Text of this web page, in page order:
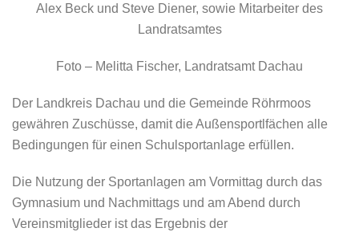
Alex Beck und Steve Diener, sowie Mitarbeiter des
Landratsamtes
Foto – Melitta Fischer, Landratsamt Dachau
Der Landkreis Dachau und die Gemeinde Röhrmoos
gewähren Zuschüsse, damit die Außensportlfächen alle
Bedingungen für einen Schulsportanlage erfüllen.
Die Nutzung der Sportanlagen am Vormittag durch das
Gymnasium und Nachmittags und am Abend durch
Vereinsmitglieder ist das Ergebnis der